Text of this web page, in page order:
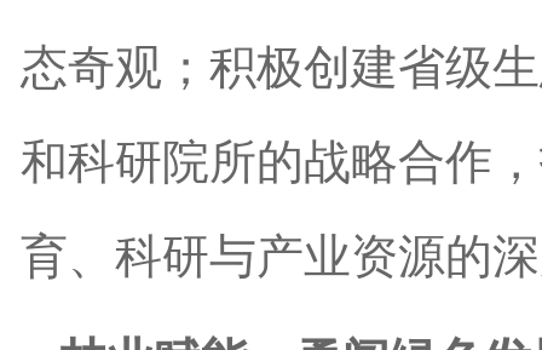
态奇观；积极创建省级
和科研院所的战略合作
育、科研与产业资源的